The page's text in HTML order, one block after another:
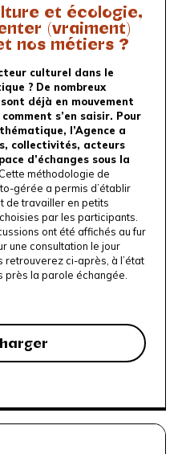
et écologie,
(vraiment)
nos métiers ?
culturel dans le
? De nombreux
déjà en mouvement
s’en saisir. Pour
l’Agence a
collectivités, acteurs
d’échanges sous la
Cette méthodologie de
gérée a permis d’établir
de travailler en petits
par les participants.
ont été affichés au fur
une consultation le jour
retrouverez ci-après, à l’état
près la parole échangée.